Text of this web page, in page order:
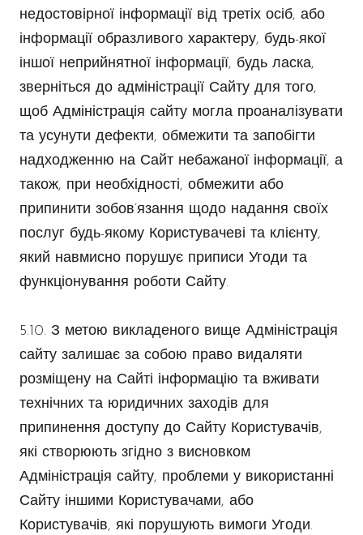
недостовірної інформації від третіх осіб, або
інформації образливого характеру, будь-якої
іншої неприйнятної інформації, будь ласка,
зверніться до адміністрації Сайту для того,
щоб Адміністрація сайту могла проаналізувати
та усунути дефекти, обмежити та запобігти
надходженню на Сайт небажаної інформації, а
також, при необхідності, обмежити або
припинити зобов’язання щодо надання своїх
послуг будь-якому Користувачеві та клієнту,
який навмисно порушує приписи Угоди та
функціонування роботи Сайту.
5.10. З метою викладеного вище Адміністрація
сайту залишає за собою право видаляти
розміщену на Сайті інформацію та вживати
технічних та юридичних заходів для
припинення доступу до Сайту Користувачів,
які створюють згідно з висновком
Адміністрація сайту, проблеми у використанні
Сайту іншими Користувачами, або
Користувачів, які порушують вимоги Угоди.